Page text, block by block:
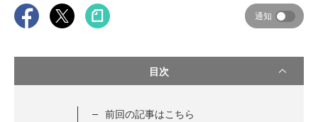
通知
目次
前回の記事はこちら